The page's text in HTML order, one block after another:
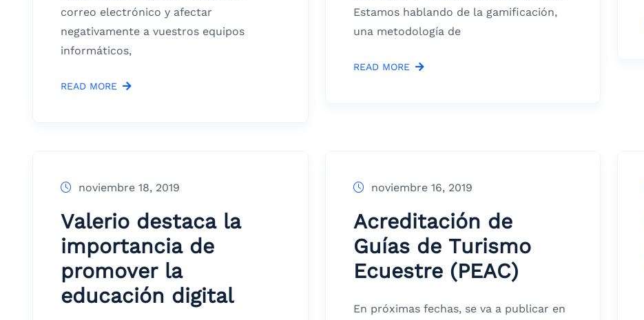
correo electrónico y afectar
negativamente a vuestros equipos
informáticos,
READ MORE
Estamos hablando de la gamificación,
una metodología de
READ MORE
noviembre 18, 2019
Valerio destaca la
importancia de
promover la
educación digital
noviembre 16, 2019
Acreditación de
Guías de Turismo
Ecuestre (PEAC)
En próximas fechas, se va a publicar en